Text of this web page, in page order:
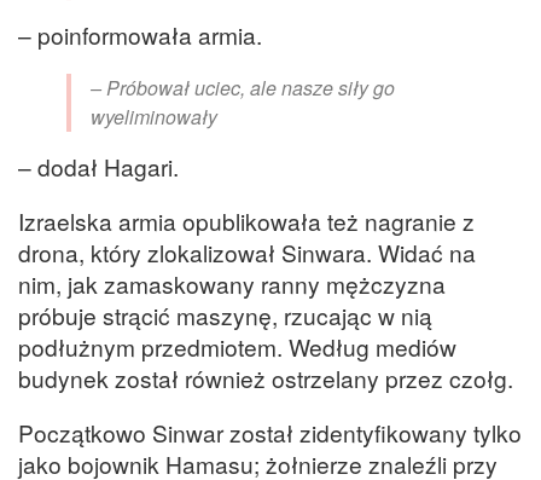
– poinformowała armia.
– Próbował uciec, ale nasze siły go
wyeliminowały
– dodał Hagari.
Izraelska armia opublikowała też nagranie z
drona, który zlokalizował Sinwara. Widać na
nim, jak zamaskowany ranny mężczyzna
próbuje strącić maszynę, rzucając w nią
podłużnym przedmiotem. Według mediów
budynek został również ostrzelany przez czołg.
Początkowo Sinwar został zidentyfikowany tylko
jako bojownik Hamasu; żołnierze znaleźli przy